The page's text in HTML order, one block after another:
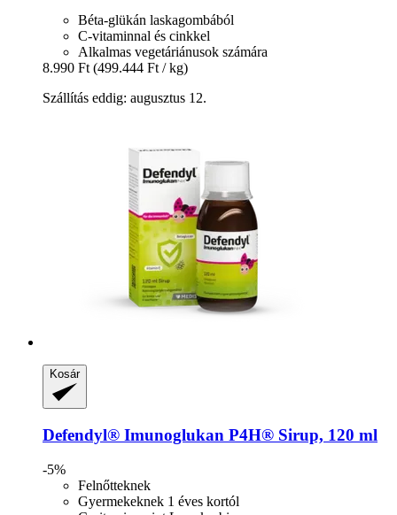
Béta-glükán laskagombából
C-vitaminnal és cinkkel
Alkalmas vegetáriánusok számára
8.990 Ft (499.444 Ft / kg)
Szállítás eddig: augusztus 12.
Kosár
Defendyl® Imunoglukan P4H® Sirup, 120 ml
-5%
Felnőtteknek
Gyermekeknek 1 éves kortól